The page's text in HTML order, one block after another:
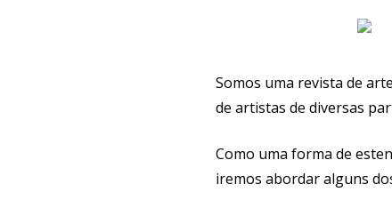
Somos uma revista de
de artistas de diversas
Como uma forma de
iremos abordar alguns